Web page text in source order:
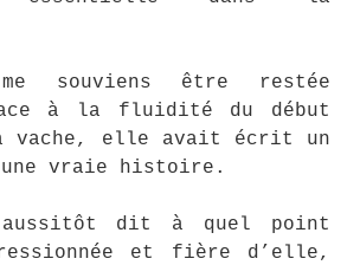
souviens être restée
à la fluidité du début
vache, elle avait écrit un
vraie histoire.
dit à quel point
et fière d’elle,